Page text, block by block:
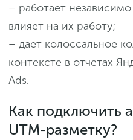
– работает
влияет на их работу;
– дает колоссальное
контексте в отчетах
Ads.
Как подключить
UTM-разметку?